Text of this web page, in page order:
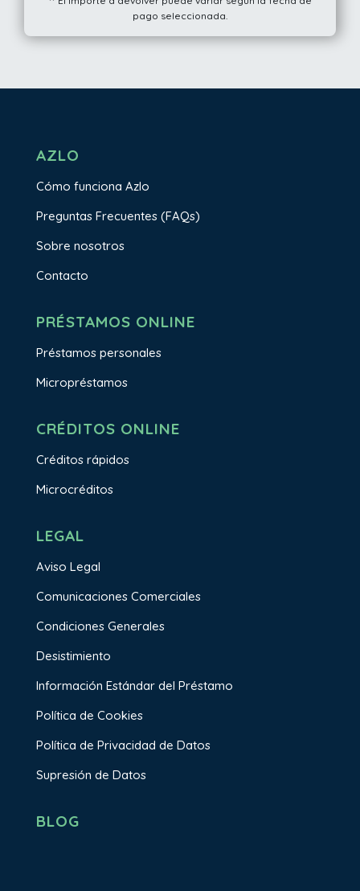
pago seleccionada.
AZLO
Cómo funciona Azlo
Preguntas Frecuentes (FAQs)
Sobre nosotros
Contacto
PRÉSTAMOS ONLINE
Préstamos personales
Micropréstamos
CRÉDITOS ONLINE
Créditos rápidos
Microcréditos
LEGAL
Aviso Legal
Comunicaciones Comerciales
Condiciones Generales
Desistimiento
Información Estándar del Préstamo
Política de Cookies
Política de Privacidad de Datos
Supresión de Datos
BLOG